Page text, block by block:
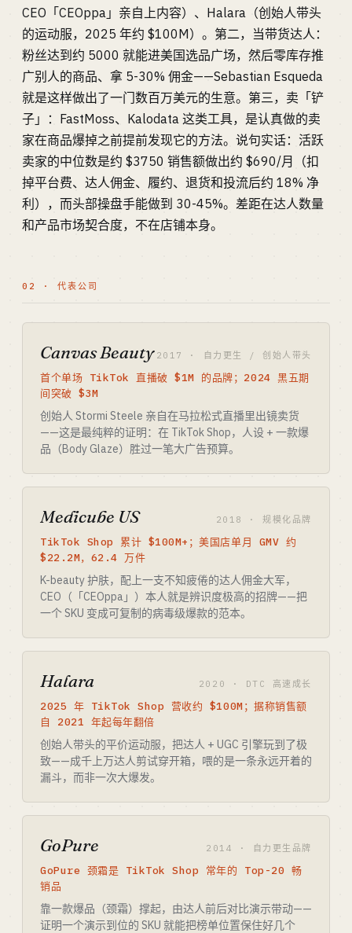
CEO「CEOppa」亲自上内容）、Halara（创始人带头
的运动服，2025 年约 $100M）。第二，当带货达人：
粉丝达到约 5000 就能进美国选品广场，然后零库存推
广别人的商品、拿 5-30% 佣金——Sebastian Esqueda
就是这样做出了一门数百万美元的生意。第三，卖「铲
子」：FastMoss、Kalodata 这类工具，是认真做的卖
家在商品爆掉之前提前发现它的方法。说句实话：活跃
卖家的中位数是约 $3750 销售额做出约 $690/月（扣
掉平台费、达人佣金、履约、退货和投流后约 18% 净
利），而头部操盘手能做到 30-45%。差距在达人数量
和产品市场契合度，不在店铺本身。
02 · 代表公司
Canvas Beauty 2017 · 自力更生 / 创始人带头
首个单场 TikTok 直播破 $1M 的品牌；2024 黑五期
间突破 $3M
创始人 Stormi Steele 亲自在马拉松式直播里出镜卖货
——这是最纯粹的证明：在 TikTok Shop，人设 + 一款爆
品（Body Glaze）胜过一笔大广告预算。
Medicube US 2018 · 规模化品牌
TikTok Shop 累计 $100M+；美国店单月 GMV 约
$22.2M，62.4 万件
K-beauty 护肤，配上一支不知疲倦的达人佣金大军，
CEO（「CEOppa」）本人就是辨识度极高的招牌——把
一个 SKU 变成可复制的病毒级爆款的范本。
Halara 2020 · DTC 高速成长
2025 年 TikTok Shop 营收约 $100M；据称销售额
自 2021 年起每年翻倍
创始人带头的平价运动服，把达人 + UGC 引擎玩到了极
致——成千上万达人剪试穿开箱，喂的是一条永远开着的
漏斗，而非一次大爆发。
GoPure 2014 · 自力更生品牌
GoPure 颈霜是 TikTok Shop 常年的 Top-20 畅
销品
靠一款爆品（颈霜）撑起，由达人前后对比演示带动——
证明一个演示到位的 SKU 就能把榜单位置保住好几个